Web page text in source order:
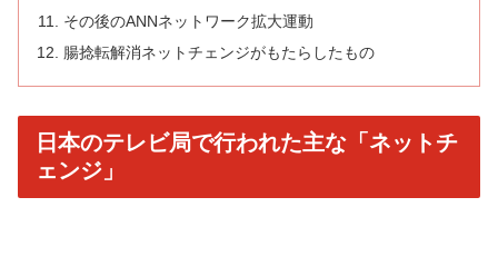
その後のANNネットワーク拡大運動
腸捻転解消ネットチェンジがもたらしたもの
日本のテレビ局で行われた主な「ネットチ
ェンジ」